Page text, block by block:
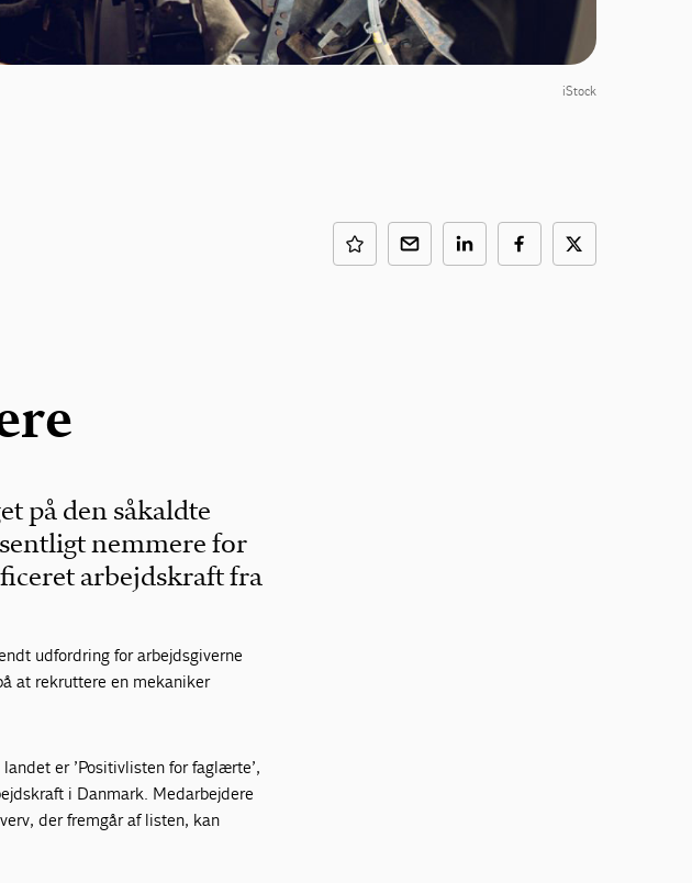
iStock
på den såkaldte
nemmere for
arbejdskraft fra
udfordring for arbejdsgiverne
at rekruttere en mekaniker
er ’Positivlisten for faglærte’,
i Danmark. Medarbejdere
der fremgår af listen, kan